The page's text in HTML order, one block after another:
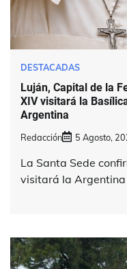
DESTACADAS
Luján, Capital de la
XIV visitará la
Argentina
Redacción 5 Agosto,
La Santa Sede
visitará la